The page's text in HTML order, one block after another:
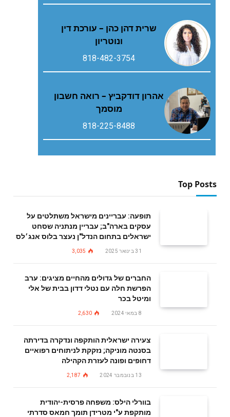
שרית דהן כהן – עורכת דין
ונוטריון
818-482-3754
אהרון דודקביץ – רואה חשבון
מוסמך
818-225-8488
Top Posts
תופעה: עבריינים מישראל משתלטים על
עסקים בארה"ב; עבריין מנתניה שסחט
ישראלים בתחום הנדל"ן נעצר בלוס אנג׳לס
31 בינואר 2025 3,035
החברים של גדולים מהחיים מציגים: ערב
הפרשת חלה עם נטלי דדון בבית של אלי
ומיטל בכר
8 במאי 2024 2,630
צעירה ישראלית הותקפה ונדקרה בדירתה
בסנטה מוניקה; נזקקת לניתוחים רפואיים
דחופים ופונה לעזרת הקהילה
13 בנובמבר 2024 2,187
בוורלי הילס: משפחה פרסית-יהודית
מותקפת ע"י מטרידן תומך חמאס סדרתי